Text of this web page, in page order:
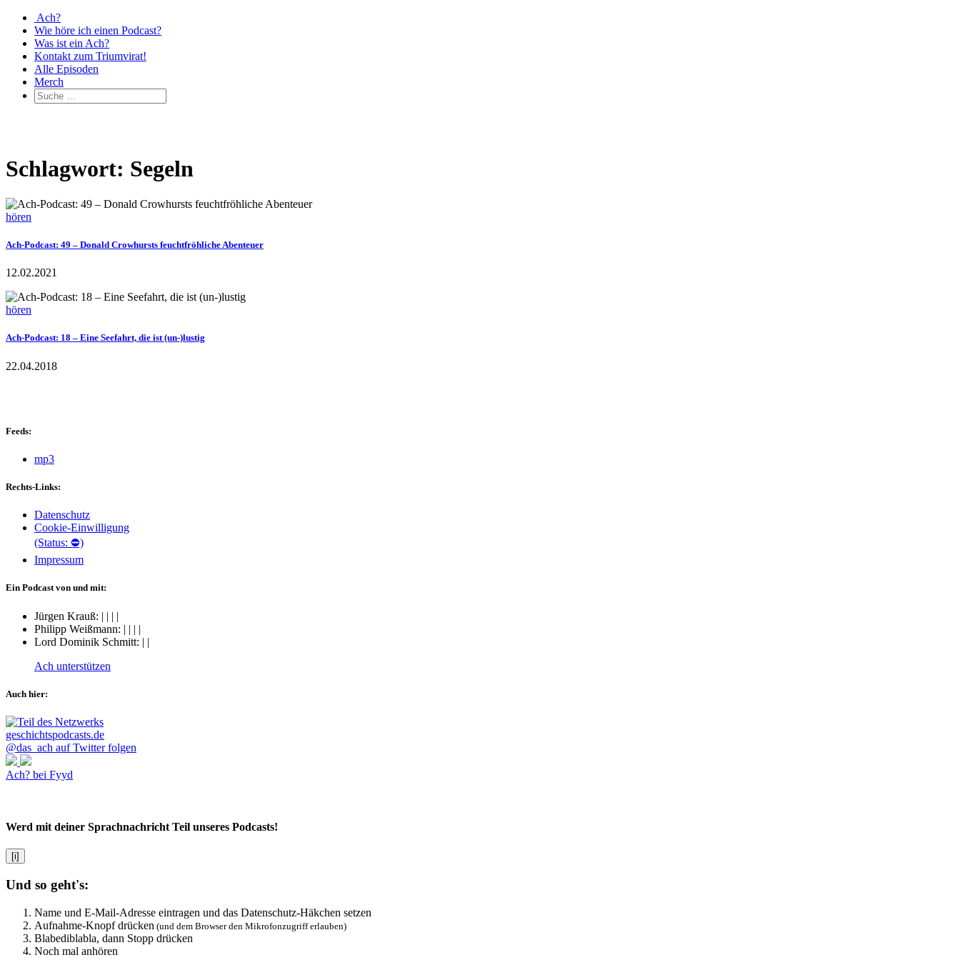
Ach?
Wie höre ich einen Podcast?
Was ist ein Ach?
Kontakt zum Triumvirat!
Alle Episoden
Merch
Schlagwort: Segeln
hören
Ach-Podcast: 49 – Donald Crowhursts feuchtfröhliche Abenteuer
12.02.2021
hören
Ach-Podcast: 18 – Eine Seefahrt, die ist (un-)lustig
22.04.2018
Feeds:
mp3
Rechts-Links:
Datenschutz
Cookie-Einwilligung
(Status: ⛔)
Impressum
Ein Podcast von und mit:
Jürgen Krauß: | | | |
Philipp Weißmann: | | | |
Lord Dominik Schmitt: | |
Ach unterstützen
Auch hier:
@das_ach auf Twitter folgen
Ach? bei Fyyd
Werd mit deiner Sprachnachricht Teil unseres Podcasts!
[i]
Und so geht's:
Name und E-Mail-Adresse eintragen und das Datenschutz-Häkchen setzen
Aufnahme-Knopf drücken (und dem Browser den Mikrofonzugriff erlauben)
Blabediblabla, dann Stopp drücken
Noch mal anhören